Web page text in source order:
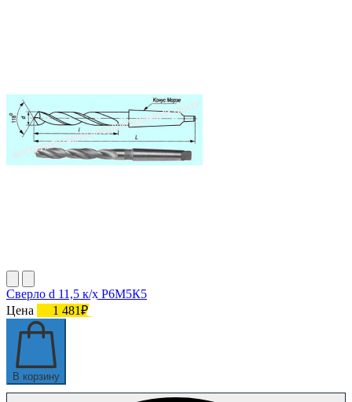
Сверло d 11,5 к/х Р6М5К5
Цена
1 481₽
В корзину